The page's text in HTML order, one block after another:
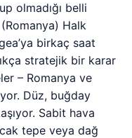
olmadığı belli
Halk
birkaç saat
stratejik bir karar
– Romanya ve
Düz, buğday
Sabit hava
tepe veya dağ